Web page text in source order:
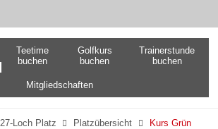
Teetime
buchen
Golfkurs
buchen
Trainerstunde
buchen
Mitgliedschaften
27-Loch Platz  Platzübersicht  Kurs Grün